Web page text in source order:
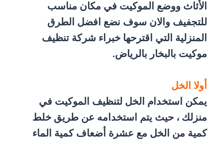
الأثاث ووضع الموكيت في مكان مناسب
للتجفيف والان سوف نضع افضل الطرق
المنزلية التي اقترحها خبراء شركة تنظيف
موكيت بالبخار بالرياض.
أولا الخل
يمكن استخدام الخل لتنظيف الموكيت في
منزلك ، حيث يتم استخدامه عن طريق خلط
كمية من الخل مع عشرة أضعاف كمية الماء